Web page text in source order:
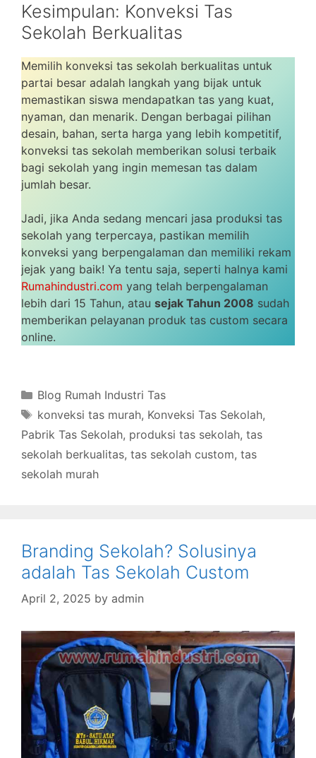
Kesimpulan: Konveksi Tas
Sekolah Berkualitas
Memilih konveksi tas sekolah berkualitas untuk
partai besar adalah langkah yang bijak untuk
memastikan siswa mendapatkan tas yang kuat,
nyaman, dan menarik. Dengan berbagai pilihan
desain, bahan, serta harga yang lebih kompetitif,
konveksi tas sekolah memberikan solusi terbaik
bagi sekolah yang ingin memesan tas dalam
jumlah besar.
Jadi, jika Anda sedang mencari jasa produksi tas
sekolah yang terpercaya, pastikan memilih
konveksi yang berpengalaman dan memiliki rekam
jejak yang baik! Ya tentu saja, seperti halnya kami
Rumahindustri.com yang telah berpengalaman
lebih dari 15 Tahun, atau sejak Tahun 2008 sudah
memberikan pelayanan produk tas custom secara
online.
Categories
Blog Rumah Industri Tas
Tags
konveksi tas murah, Konveksi Tas Sekolah,
Pabrik Tas Sekolah, produksi tas sekolah, tas
sekolah berkualitas, tas sekolah custom, tas
sekolah murah
Branding Sekolah? Solusinya
adalah Tas Sekolah Custom
April 2, 2025 by admin